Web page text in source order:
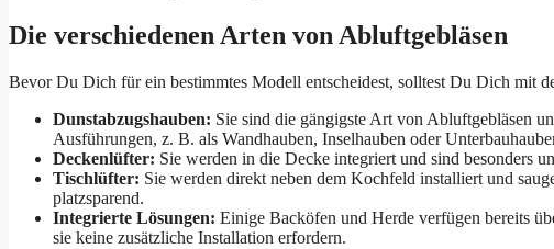
Die verschiedenen Arten von Abluftgebläsen
Bevor Du Dich für ein bestimmtes Modell entscheidest, solltest Du Dich mit
Dunstabzugshauben: Sie sind die gängigste Art von Abluftgebläsen
Ausführungen, z. B. als Wandhauben, Inselhauben oder
Deckenlüfter: Sie werden in die Decke integriert und sind besonders
Tischlüfter: Sie werden direkt neben dem Kochfeld installiert und
platzsparend.
Integrierte Lösungen: Einige Backöfen und Herde verfügen bereits
sie keine zusätzliche Installation erfordern.